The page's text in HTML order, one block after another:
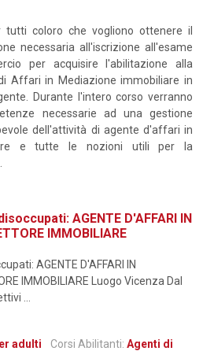
tutti coloro che vogliono ottenere il
necessaria all'iscrizione all'esame
per acquisire l'abilitazione alla
Affari in Mediazione immobiliare in
Durante l'intero corso verranno
necessarie ad una gestione
dell'attività di agente d'affari in
e tutte le nozioni utili per la
AGENTE D'AFFARI IN
IMMOBILIARE
AGENTE D'AFFARI IN
IMMOBILIARE Luogo Vicenza Dal
...
adulti Corsi Abilitanti: Agenti di